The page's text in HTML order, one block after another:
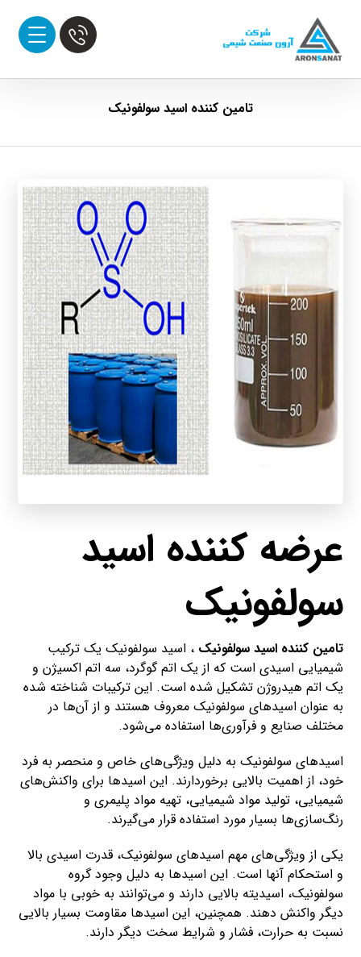
تامین کننده اسید سولفونیک
عرضه کننده اسید
سولفونیک
تامین کننده اسید سولفونیک ، اسید سولفونیک یک ترکیب
شیمیایی اسیدی است که از یک اتم گوگرد، سه اتم اکسیژن و
یک اتم هیدروژن تشکیل شده است. این ترکیبات شناخته شده
به عنوان اسیدهای سولفونیک معروف هستند و از آن‌ها در
مختلف صنایع و فرآوری‌ها استفاده می‌شود.
اسید‌های سولفونیک به دلیل ویژگی‌های خاص و منحصر به فرد
خود، از اهمیت بالایی برخوردارند. این اسیدها برای واکنش‌های
شیمیایی، تولید مواد شیمیایی، تهیه مواد پلیمری و
رنگ‌سازی‌ها بسیار مورد استفاده قرار می‌گیرند.
یکی از ویژگی‌های مهم اسید‌های سولفونیک، قدرت اسیدی بالا
و استحکام آنها است. این اسیدها به دلیل وجود گروه
سولفونیک، اسیدیته بالایی دارند و می‌توانند به خوبی با مواد
دیگر واکنش دهند. همچنین، این اسیدها مقاومت بسیار بالایی
نسبت به حرارت، فشار و شرایط سخت دیگر دارند.